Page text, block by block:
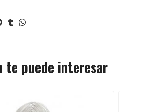
te puede interesar